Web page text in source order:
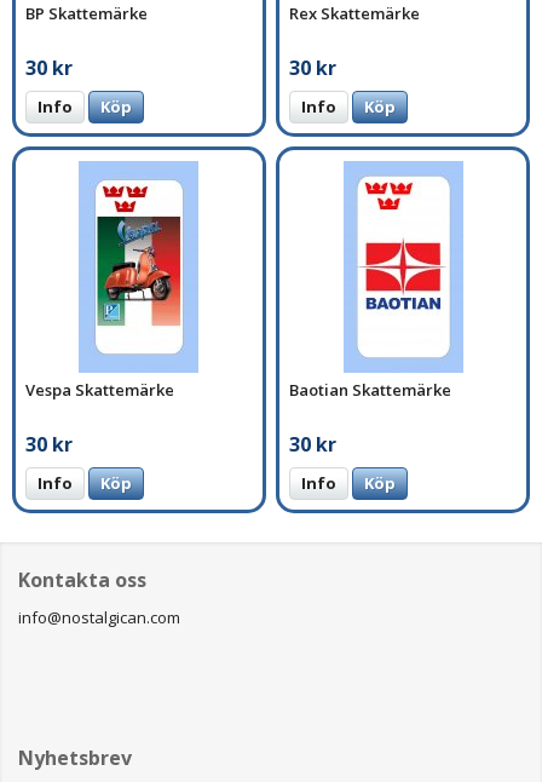
BP Skattemärke
30 kr
Info Köp
Rex Skattemärke
30 kr
Info Köp
Vespa Skattemärke
30 kr
Info Köp
Baotian Skattemärke
30 kr
Info Köp
Kontakta oss
info@nostalgican.com
Nyhetsbrev